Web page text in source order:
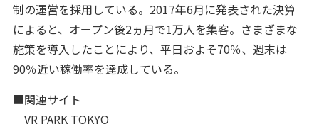
制の運営を採用している。2017年6月に発表された決算
によると、オープン後2ヵ月で1万人を集客。さまざまな
施策を導入したことにより、平日およそ70％、週末は
90％近い稼働率を達成している。
■関連サイト
VR PARK TOKYO